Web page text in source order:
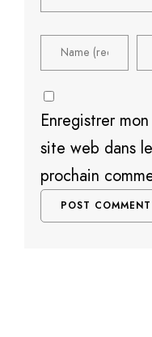
Enregistrer
site web dans
prochain